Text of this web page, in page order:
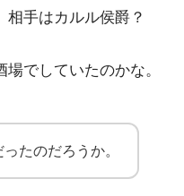
手はカルル侯爵？
でしていたのかな。
たのだろうか。